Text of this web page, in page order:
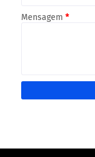
Mensagem *